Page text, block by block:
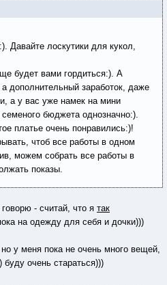
Давайте лоскутики для кукол,
будет вами гордиться:). А
дополнительный заработок, даже
а у вас уже намек на мини
бюджета однозначно:).
платье очень понравились:)!
чтоб все работы в одном
можем собрать все работы в
показы.
- считай, что я так
на одежду для себя и дочки)))
у меня пока не очень много вещей,
очень стараться)))